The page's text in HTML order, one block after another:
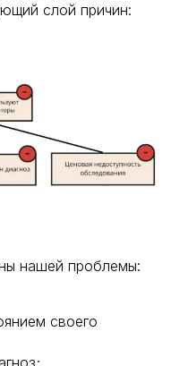
слой причин:
нашей проблемы:
своего